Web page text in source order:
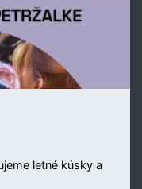
letné kúsky a